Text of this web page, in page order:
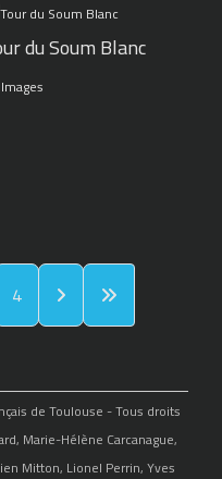
du Soum Blanc
4
de Toulouse - Tous droits
Marie-Hélène Carcanague,
Mitton, Lionel Perrin, Yves